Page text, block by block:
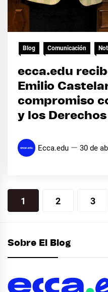
Blog Comunicación
ecca.edu
Emilio
compromiso
y los
Ecca.edu 30 de
Paginación
de
1 2 3
Sobre El Blog